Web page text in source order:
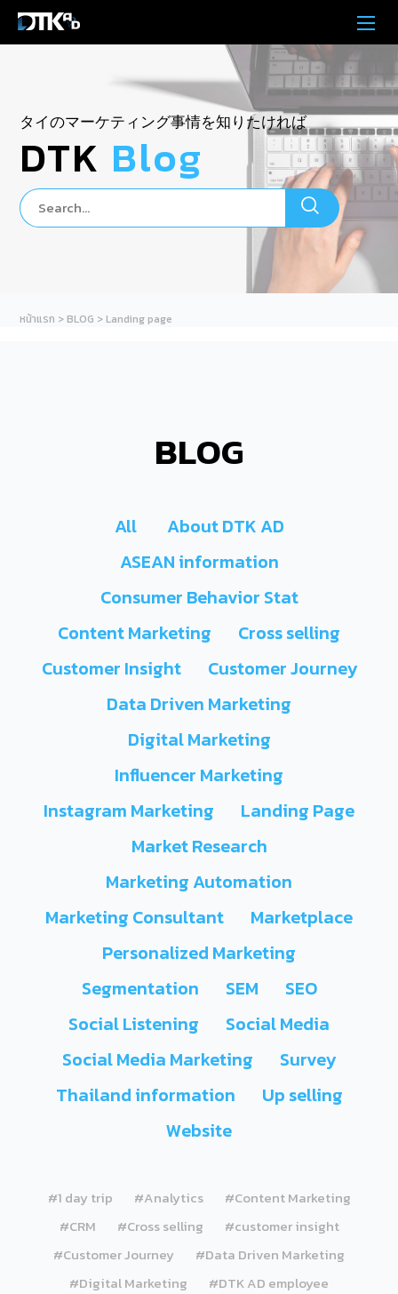
タイのマーケティング事情を知りたければ
DTK Blog
หน้าแรก > BLOG > Landing page
BLOG
All
About DTK AD
ASEAN information
Consumer Behavior Stat
Content Marketing
Cross selling
Customer Insight
Customer Journey
Data Driven Marketing
Digital Marketing
Influencer Marketing
Instagram Marketing
Landing Page
Market Research
Marketing Automation
Marketing Consultant
Marketplace
Personalized Marketing
Segmentation
SEM
SEO
Social Listening
Social Media
Social Media Marketing
Survey
Thailand information
Up selling
Website
#1 day trip #Analytics
#Content Marketing
#CRM
#Cross selling
#customer insight
#Customer Journey
#Data Driven Marketing
#Digital Marketing
#DTK AD employee